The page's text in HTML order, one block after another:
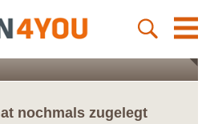
nochmals zugelegt